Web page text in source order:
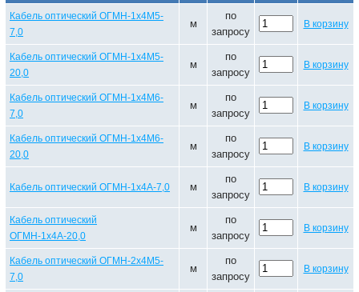
Кабель оптический ОГМН-1х4М5-
7,0
м
по
запросу
В корзину
Кабель оптический ОГМН-1х4М5-
20,0
м
по
запросу
В корзину
Кабель оптический ОГМН-1х4М6-
7,0
м
по
запросу
В корзину
Кабель оптический ОГМН-1х4М6-
20,0
м
по
запросу
В корзину
Кабель оптический ОГМН-1х4А-7,0 м
по
запросу
В корзину
Кабель оптический
ОГМН-1х4А-20,0
м
по
запросу
В корзину
Кабель оптический ОГМН-2х4М5-
7,0
м
по
запросу
В корзину